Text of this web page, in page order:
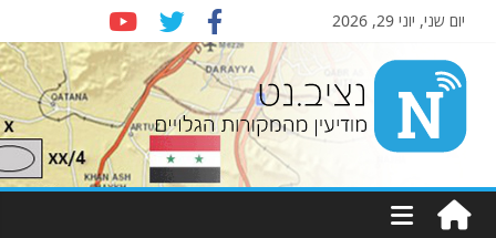
יום שני, יוני 29, 2026
Nziv.net
מודיעין
מהמקורות